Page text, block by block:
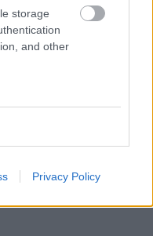
storage
and other
Privacy Policy
og lære av det vi
blir lærerikt å få
miljøer.
første utlending
Viken